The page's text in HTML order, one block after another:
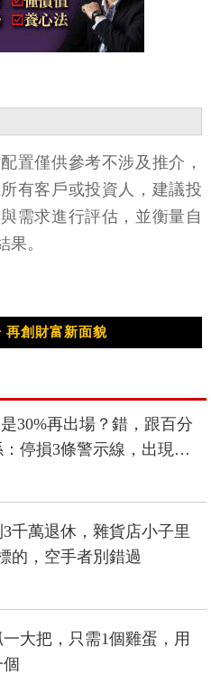
置僅供參考不涉及推介，
有客戶或投資人，建議投
需求進行評估，並衡量自
。
再創財富新面貌
30%再出場？錯，跟百分
：停損3條警示線，出現就
3千萬退休，雜貨店小子里
的，空手者別錯過
大把，只需1個雞蛋，用